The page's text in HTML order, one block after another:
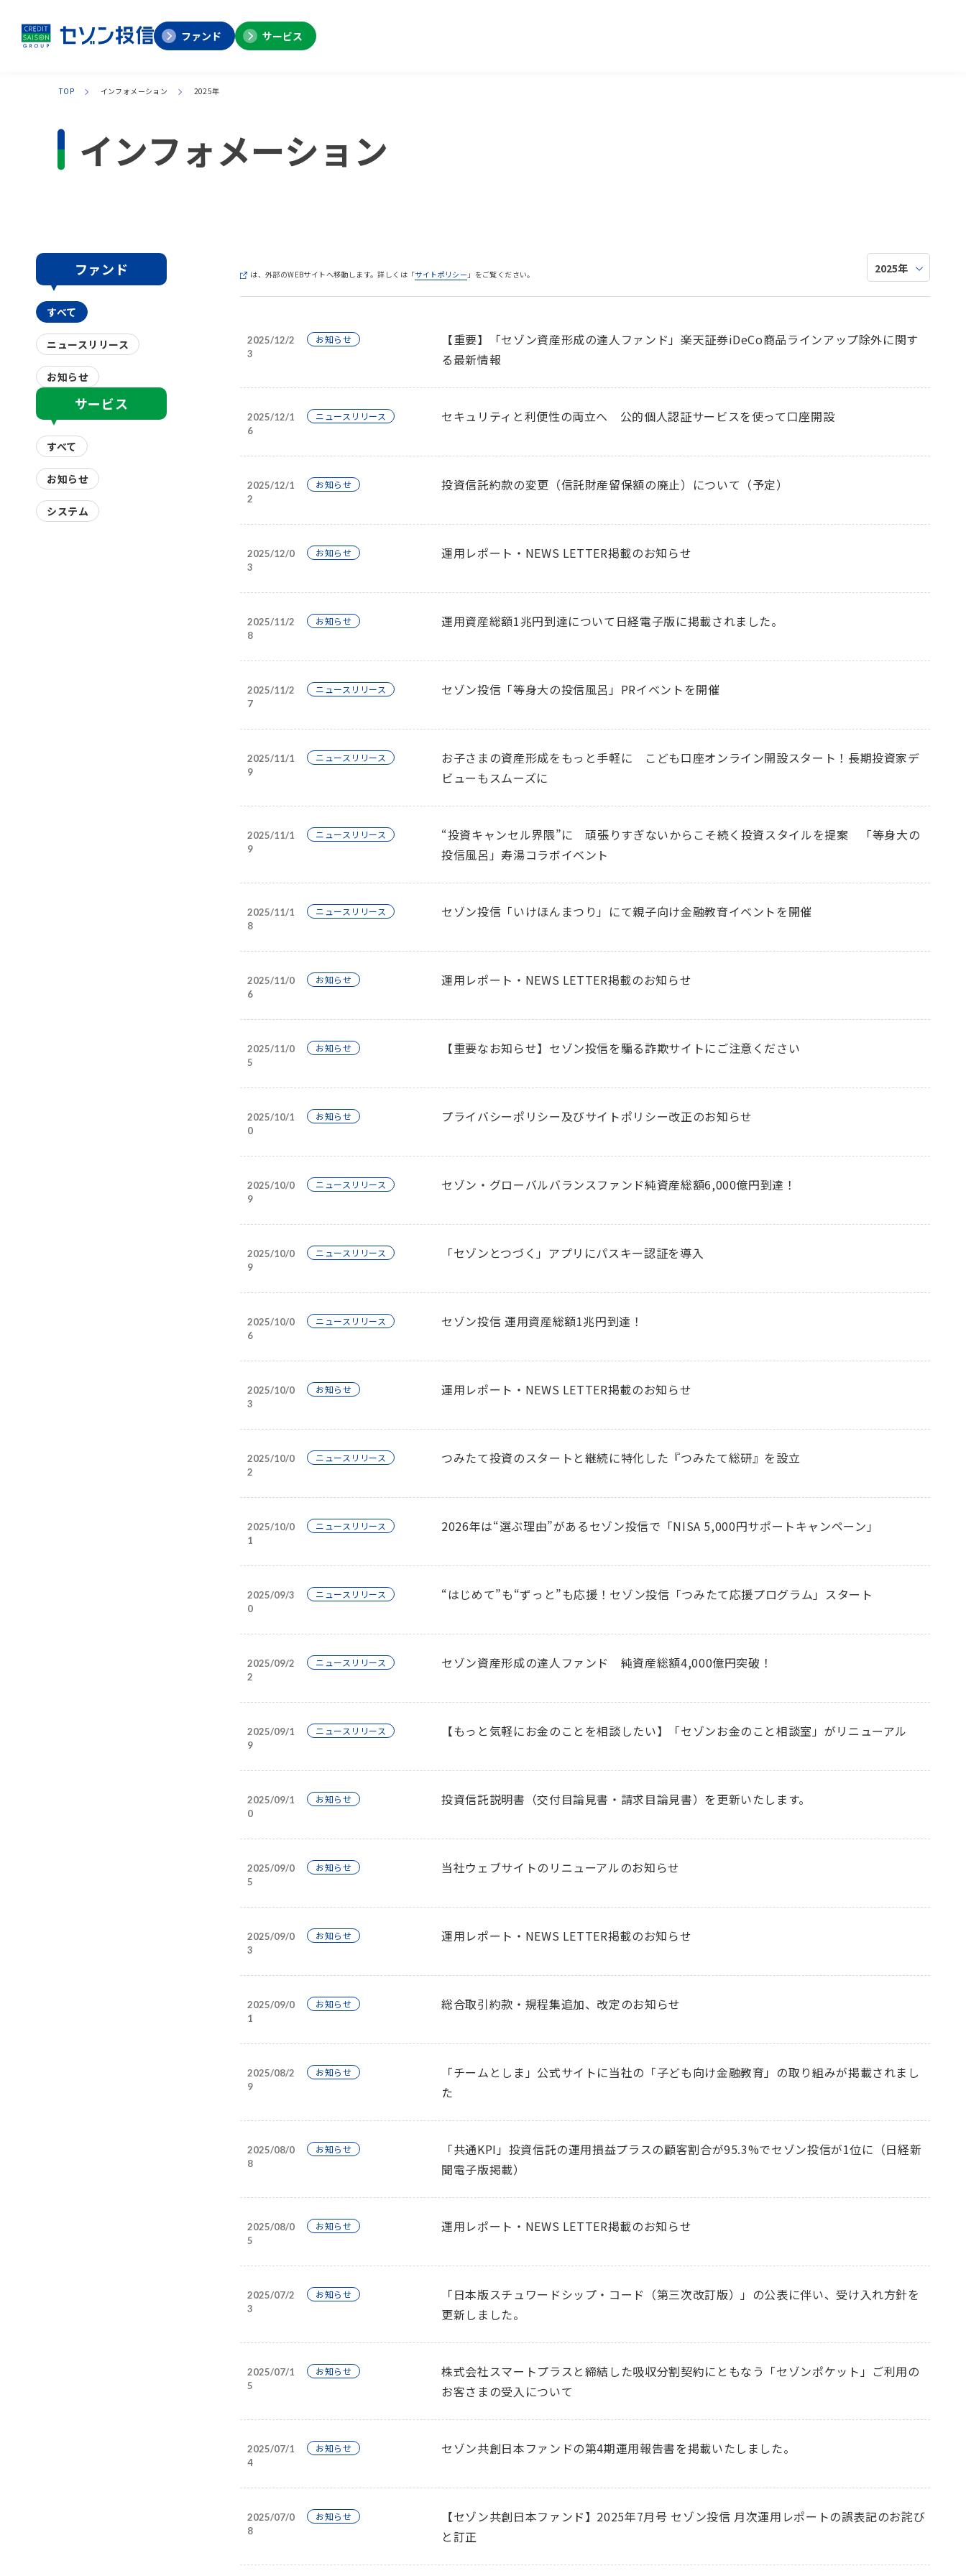
ファンド サービス
TOP インフォメーション 2025年
インフォメーション
ファンド
すべて
ニュースリリース
お知らせ
サービス
すべて
お知らせ
システム
は、外部のWEBサイトへ移動します。詳しくは「サイトポリシー 」をご覧ください。
2025/12/2
3
お知らせ
【重要】「セゾン資産形成の達人ファンド」楽天証券iDeCo商品ラインアップ除外に関す
る最新情報
2025/12/1
6
ニュースリリース セキュリティと利便性の両立へ 公的個人認証サービスを使って口座開設
2025/12/1
2
お知らせ 投資信託約款の変更（信託財産留保額の廃止）について（予定）
2025/12/0
3
お知らせ 運用レポート・NEWS LETTER掲載のお知らせ
2025/11/2
8
お知らせ 運用資産総額1兆円到達について日経電子版に掲載されました。
2025/11/2
7
ニュースリリース セゾン投信「等身大の投信風呂」PRイベントを開催
2025/11/1
9
ニュースリリース
お子さまの資産形成をもっと手軽に こども口座オンライン開設スタート！長期投資家デ
ビューもスムーズに
2025/11/1
9
ニュースリリース
“投資キャンセル界隈”に 頑張りすぎないからこそ続く投資スタイルを提案 「等身大の
投信風呂」寿湯コラボイベント
2025/11/1
8
ニュースリリース セゾン投信「いけほんまつり」にて親子向け金融教育イベントを開催
2025/11/0
6
お知らせ 運用レポート・NEWS LETTER掲載のお知らせ
2025/11/0
5
お知らせ 【重要なお知らせ】セゾン投信を騙る詐欺サイトにご注意ください
2025/10/1
0
お知らせ プライバシーポリシー及びサイトポリシー改正のお知らせ
2025/10/0
9
ニュースリリース セゾン・グローバルバランスファンド純資産総額6,000億円到達！
2025/10/0
9
ニュースリリース 「セゾンとつづく」アプリにパスキー認証を導入
2025/10/0
6
ニュースリリース セゾン投信 運用資産総額1兆円到達！
2025/10/0
3
お知らせ 運用レポート・NEWS LETTER掲載のお知らせ
2025/10/0
2
ニュースリリース つみたて投資のスタートと継続に特化した『つみたて総研』を設立
2025/10/0
1
ニュースリリース 2026年は“選ぶ理由”があるセゾン投信で「NISA 5,000円サポートキャンペーン」
2025/09/3
0
ニュースリリース “はじめて”も“ずっと”も応援！セゾン投信「つみたて応援プログラム」スタート
2025/09/2
2
ニュースリリース セゾン資産形成の達人ファンド 純資産総額4,000億円突破！
2025/09/1
9
ニュースリリース 【もっと気軽にお金のことを相談したい】「セゾンお金のこと相談室」がリニューアル
2025/09/1
0
お知らせ 投資信託説明書（交付目論見書・請求目論見書）を更新いたします。
2025/09/0
5
お知らせ 当社ウェブサイトのリニューアルのお知らせ
2025/09/0
3
お知らせ 運用レポート・NEWS LETTER掲載のお知らせ
2025/09/0
1
お知らせ 総合取引約款・規程集追加、改定のお知らせ
2025/08/2
9
お知らせ
「チームとしま」公式サイトに当社の「子ども向け金融教育」の取り組みが掲載されまし
た
2025/08/0
8
お知らせ
「共通KPI」投資信託の運用損益プラスの顧客割合が95.3%でセゾン投信が1位に（日経新
聞電子版掲載）
2025/08/0
5
お知らせ 運用レポート・NEWS LETTER掲載のお知らせ
2025/07/2
3
お知らせ
「日本版スチュワードシップ・コード（第三次改訂版）」の公表に伴い、受け入れ方針を
更新しました。
2025/07/1
5
お知らせ
株式会社スマートプラスと締結した吸収分割契約にともなう「セゾンポケット」ご利用の
お客さまの受入について
2025/07/1
4
お知らせ セゾン共創日本ファンドの第4期運用報告書を掲載いたしました。
2025/07/0
8
お知らせ
【セゾン共創日本ファンド】2025年7月号 セゾン投信 月次運用レポートの誤表記のお詫び
と訂正